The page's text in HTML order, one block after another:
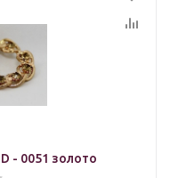
- 0051 золото